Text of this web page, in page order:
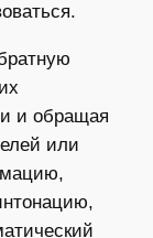
и обращая
или